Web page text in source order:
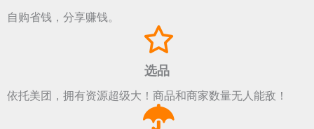
自购省钱，分享赚钱。
选品
依托美团，拥有资源超级大！商品和商家数量无人能敌！